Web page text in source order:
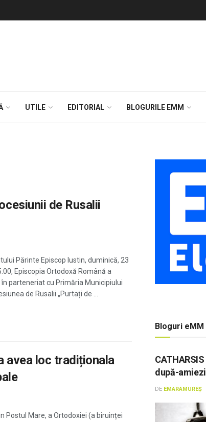
UTILE EDITORIAL BLOGURILE EMM
de Rusalii
Părinte Episcop Iustin, duminică, 23
Episcopia Ortodoxă Română a
parteneriat cu Primăria Municipiului
de Rusalii „Purtați de ...
avea loc tradiționala
Postul Mare, a Ortodoxiei (a biruinței
Bloguri
după-
DE EMARAMUREȘ